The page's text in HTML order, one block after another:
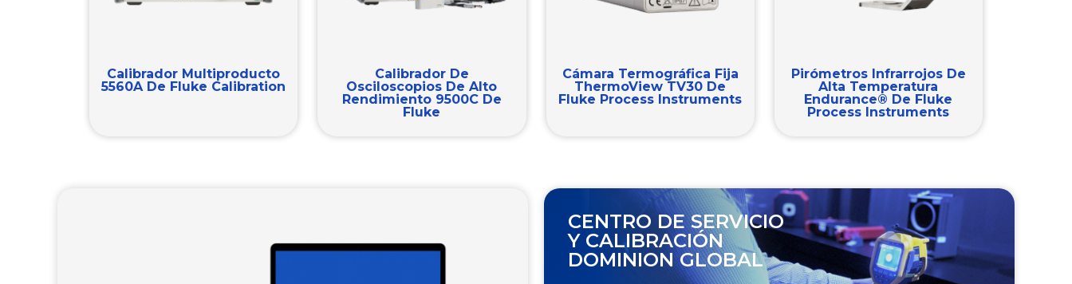
Calibrador Multiproducto
5560A De Fluke Calibration
Calibrador De
Osciloscopios De Alto
Rendimiento 9500C De
Fluke
Cámara Termográfica Fija
ThermoView TV30 De
Fluke Process Instruments
Pirómetros Infrarrojos De
Alta Temperatura
Endurance® De Fluke
Process Instruments
CENTRO DE SERVICIO
Y CALIBRACIÓN
DOMINION GLOBAL